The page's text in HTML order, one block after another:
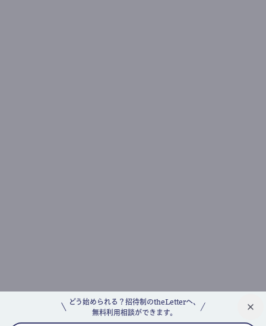
どう始められる？招待制のtheLetterへ、
無料利用相談ができます。